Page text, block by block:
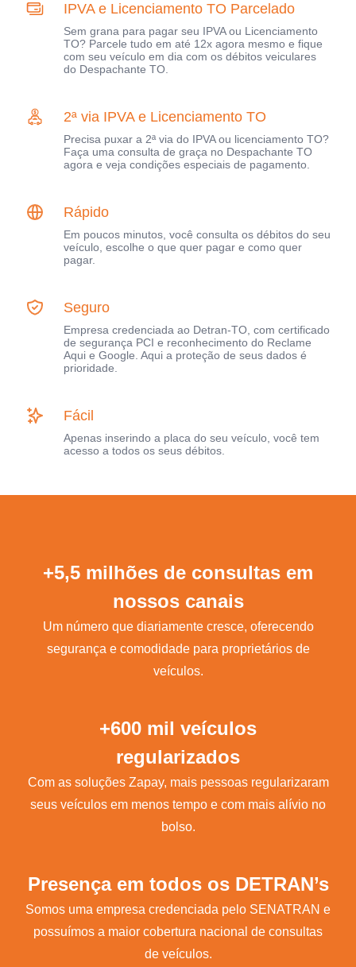
IPVA e Licenciamento TO Parcelado
Sem grana para pagar seu IPVA ou Licenciamento
TO? Parcele tudo em até 12x agora mesmo e fique
com seu veículo em dia com os débitos veiculares
do Despachante TO.
2ª via IPVA e Licenciamento TO
Precisa puxar a 2ª via do IPVA ou licenciamento TO?
Faça uma consulta de graça no Despachante TO
agora e veja condições especiais de pagamento.
Rápido
Em poucos minutos, você consulta os débitos do seu
veículo, escolhe o que quer pagar e como quer
pagar.
Seguro
Empresa credenciada ao Detran-TO, com certificado
de segurança PCI e reconhecimento do Reclame
Aqui e Google. Aqui a proteção de seus dados é
prioridade.
Fácil
Apenas inserindo a placa do seu veículo, você tem
acesso a todos os seus débitos.
+5,5 milhões de consultas em
nossos canais
Um número que diariamente cresce, oferecendo
segurança e comodidade para proprietários de
veículos.
+600 mil veículos
regularizados
Com as soluções Zapay, mais pessoas regularizaram
seus veículos em menos tempo e com mais alívio no
bolso.
Presença em todos os DETRAN’s
Somos uma empresa credenciada pelo SENATRAN e
possuímos a maior cobertura nacional de consultas
de veículos.